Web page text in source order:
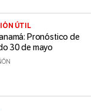
ÚTIL
Pronóstico de
30 de mayo